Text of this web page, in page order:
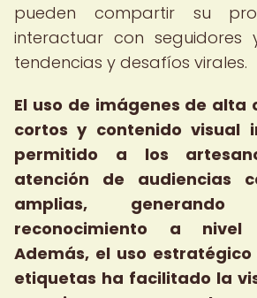
pueden compartir su
interactuar con seguidores
tendencias y desafíos virales.
El uso de imágenes de alta
cortos y contenido visual
permitido a los
atención de audiencias
amplias,
reconocimiento a nivel
Además, el uso
etiquetas ha facilitado la